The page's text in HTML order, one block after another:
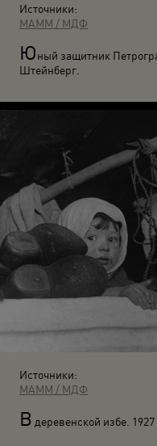
Источники:
МАММ / МДФ
Юный защитник
Штейнберг.
Источники:
МАММ / МДФ
В деревенской избе.